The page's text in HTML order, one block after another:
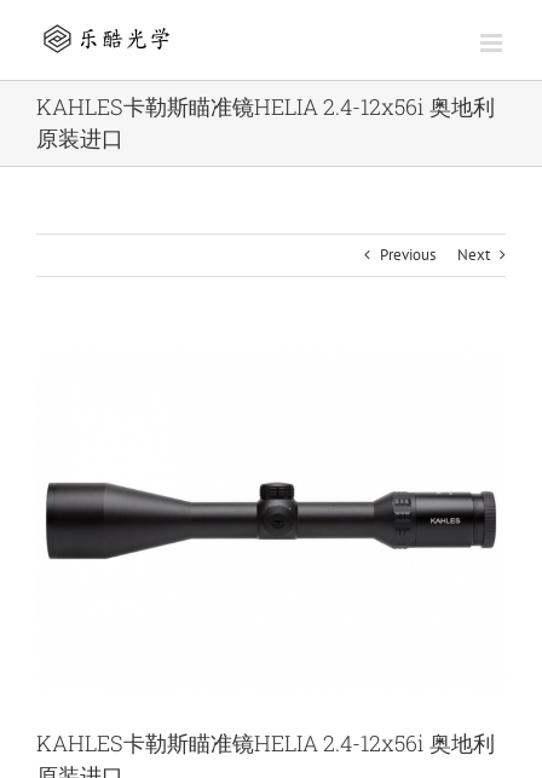
KAHLES卡勒斯瞄准镜HELIA 2.4-12x56i 奥地利
原装进口
Previous Next
KAHLES卡勒斯瞄准镜HELIA 2.4-12x56i 奥地利